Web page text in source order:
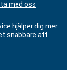
med oss
hjälper dig mer
snabbare att